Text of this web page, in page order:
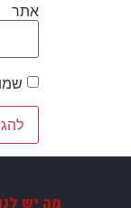
אתר
מה יש